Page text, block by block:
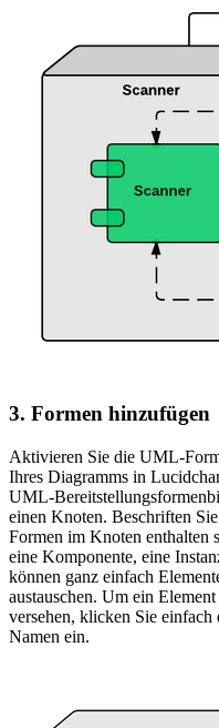
3. Formen hinzufügen
Aktivieren Sie die UML-
Ihres Diagramms in
UML-
einen Knoten. Beschriften
Formen im Knoten enthalten
eine Komponente, eine
können ganz einfach
austauschen. Um ein
versehen, klicken Sie einfach
Namen ein.